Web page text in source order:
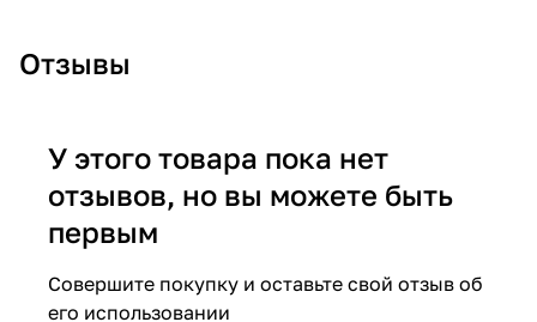
Отзывы
У этого товара пока нет
отзывов, но вы можете быть
первым
Совершите покупку и оставьте свой отзыв об
его использовании